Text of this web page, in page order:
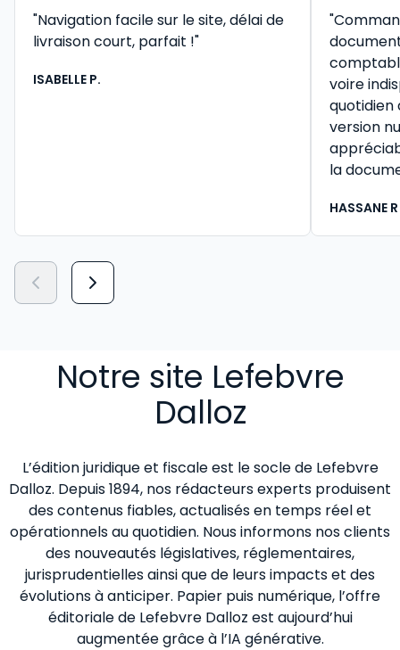
"Navigation facile sur le site, délai de
livraison court, parfait !"
ISABELLE P.
voire
version
la
HASSANE R
Notre site Lefebvre
Dalloz
L’édition juridique et fiscale est le socle de Lefebvre
Dalloz. Depuis 1894, nos rédacteurs experts produisent
des contenus fiables, actualisés en temps réel et
opérationnels au quotidien. Nous informons nos clients
des nouveautés législatives, réglementaires,
jurisprudentielles ainsi que de leurs impacts et des
évolutions à anticiper. Papier puis numérique, l’offre
éditoriale de Lefebvre Dalloz est aujourd’hui
augmentée grâce à l’IA générative.